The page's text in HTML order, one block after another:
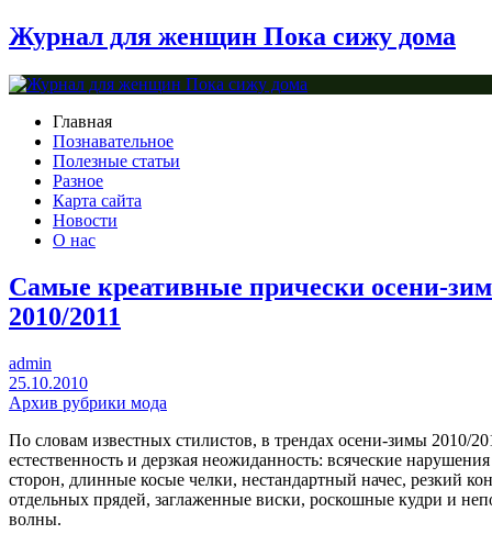
Журнал для женщин Пока сижу дома
Главная
Познавательное
Полезные статьи
Разное
Карта сайта
Новости
О нас
Самые креативные прически осени-
2010/2011
admin
25.10.2010
Архив рубрики мода
По словам известных стилистов, в трендах осени-зимы 2010/
естественность и дерзкая неожиданность: всяческие
сторон, длинные косые челки, нестандартный начес, резкий
отдельных прядей, заглаженные виски, роскошные кудри и
волны.